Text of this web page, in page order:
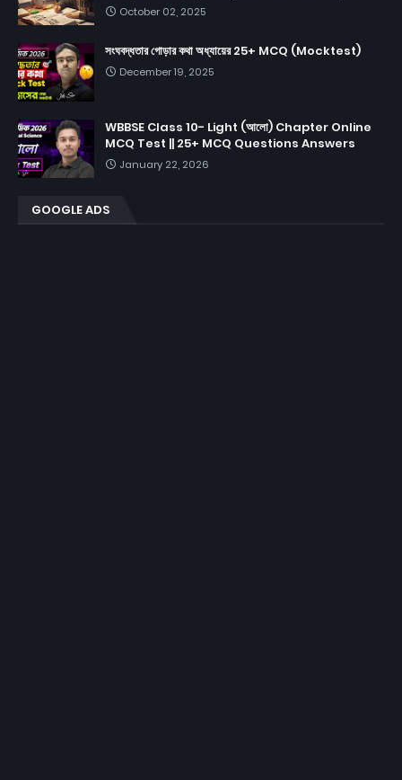
October 02, 2025
সংঘবদ্ধতার গোড়ার কথা অধ্যায়ের 25+ MCQ (Mocktest)
December 19, 2025
WBBSE Class 10- Light (আলো) Chapter Online
MCQ Test || 25+ MCQ Questions Answers
January 22, 2026
GOOGLE ADS